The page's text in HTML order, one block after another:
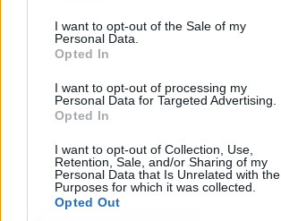
I want to opt-out of the Sale of my
Personal Data.
Opted In
I want to opt-out of processing my
Personal Data for Targeted Advertising.
Opted In
I want to opt-out of Collection, Use,
Retention, Sale, and/or Sharing of my
Personal Data that Is Unrelated with the
Purposes for which it was collected.
Opted Out
– Finner roen på hytta
ABONNEMENT